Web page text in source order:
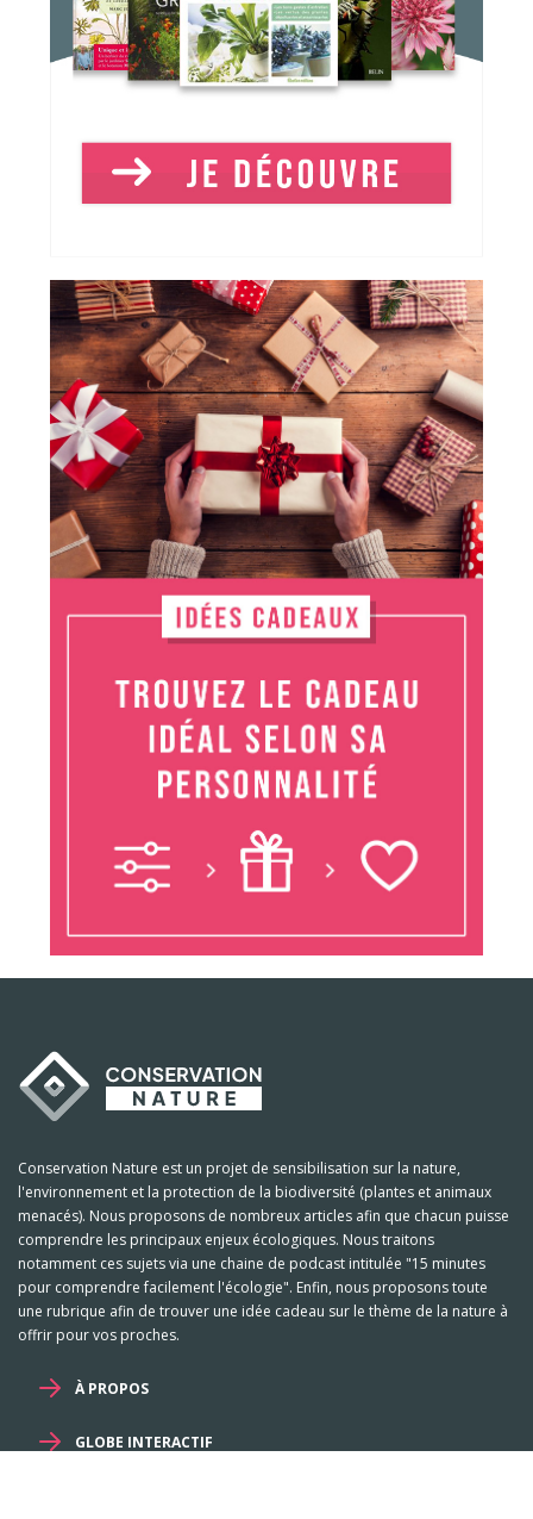
Conservation Nature est un projet de sensibilisation sur la nature,
l'environnement et la protection de la biodiversité (plantes et animaux
menacés). Nous proposons de nombreux articles afin que chacun puisse
comprendre les principaux enjeux écologiques. Nous traitons
notamment ces sujets via une chaine de podcast intitulée "15 minutes
pour comprendre facilement l'écologie". Enfin, nous proposons toute
une rubrique afin de trouver une idée cadeau sur le thème de la nature à
offrir pour vos proches.
À PROPOS
GLOBE INTERACTIF